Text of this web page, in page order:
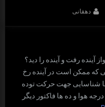
By
دهقانی
آینده رفت و آینده را دید؟
که ممکن است در آینده رخ
با شناسایی جهت حرکت توده
هوا و ده ها فاکتور دیگر